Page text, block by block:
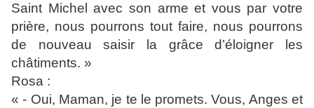
Saint Michel avec son arme et vous par votre
prière, nous pourrons tout faire, nous pourrons
de nouveau saisir la grâce d’éloigner les
châtiments. »
Rosa :
« - Oui, Maman, je te le promets. Vous, Anges et